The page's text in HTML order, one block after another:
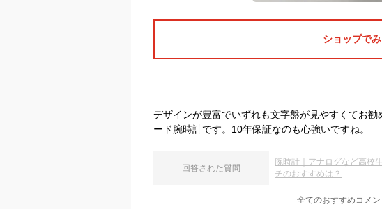
ショップで
デザインが豊富でいずれも文字盤が見やすくてお
ード腕時計です。10年保証なのも心強いですね。
回答された質問
腕時計｜アナログなど高校
チのおすすめは？
全てのおすすめコメン